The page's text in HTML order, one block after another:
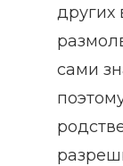
других
сами